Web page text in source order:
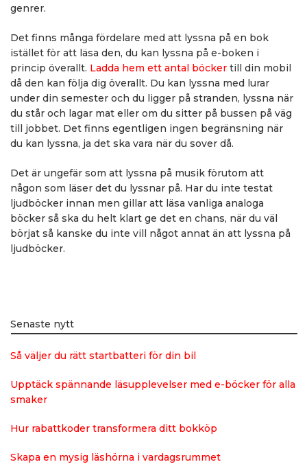
genrer.
Det finns många fördelare med att lyssna på en bok
istället för att läsa den, du kan lyssna på e-boken i
princip överallt. Ladda hem ett antal böcker till din mobil
då den kan följa dig överallt. Du kan lyssna med lurar
under din semester och du ligger på stranden, lyssna när
du står och lagar mat eller om du sitter på bussen på väg
till jobbet. Det finns egentligen ingen begränsning när
du kan lyssna, ja det ska vara när du sover då.
Det är ungefär som att lyssna på musik förutom att
någon som läser det du lyssnar på. Har du inte testat
ljudböcker innan men gillar att läsa vanliga analoga
böcker så ska du helt klart ge det en chans, när du väl
börjat så kanske du inte vill något annat än att lyssna på
ljudböcker.
Senaste nytt
Så väljer du rätt startbatteri för din bil
Upptäck spännande läsupplevelser med e-böcker för alla
smaker
Hur rabattkoder transformera ditt bokköp
Skapa en mysig läshörna i vardagsrummet